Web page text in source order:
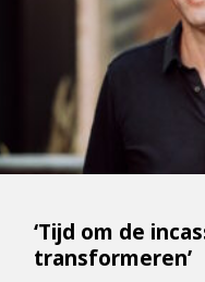
‘Tijd om de
transformeren’